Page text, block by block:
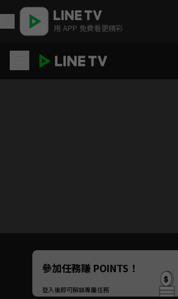
用 APP 免費看更精彩
Unmute
參加任務賺 POINTS！
登入後即可解鎖專屬任務